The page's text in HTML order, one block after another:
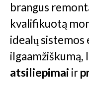
brangus
kvalifikuotą
idealų
ilgaamžiškumą,
atsiliepimai ir